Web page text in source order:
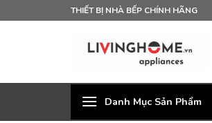
qua
THIẾT BỊ NHÀ BẾP CHÍNH HÃNG
Danh Mục Sản Phẩm